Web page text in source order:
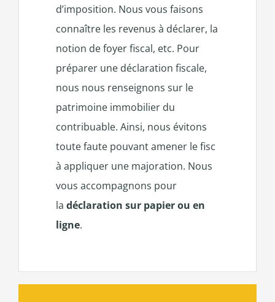
d’imposition. Nous vous faisons
connaître les revenus à déclarer, la
notion de foyer fiscal, etc. Pour
préparer une déclaration fiscale,
nous nous renseignons sur le
patrimoine immobilier du
contribuable. Ainsi, nous évitons
toute faute pouvant amener le fisc
à appliquer une majoration. Nous
vous accompagnons pour
la déclaration sur papier ou en
ligne.